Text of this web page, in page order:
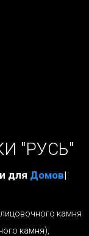
"РУСЬ"
для Домов|
камня
камня),